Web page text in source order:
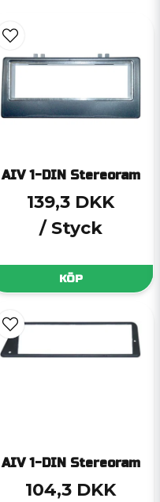
AIV 1-DIN Stereoram
139,3 DKK
/ Styck
KÖP
AIV 1-DIN Stereoram
104,3 DKK